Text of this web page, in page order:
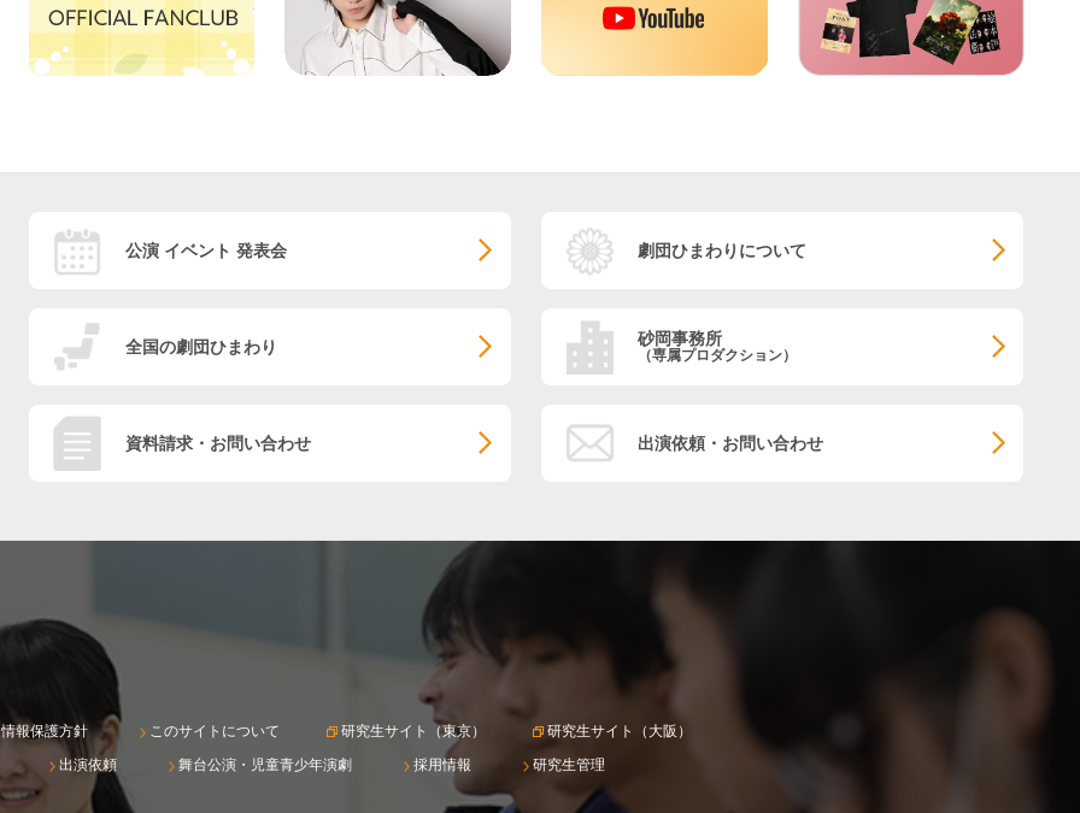
公演 イベント 発表会 劇団ひまわりについて
全国の劇団ひまわり 砂岡事務所
（専属プロダクション）
資料請求・お問い合わせ 出演依頼・お問い合わせ
報保護方針 このサイトについて 研究生サイト（東京）
研究生サイト（大阪）
出演依頼
舞台公演・児童青少年演劇 採用情報 研究生管理